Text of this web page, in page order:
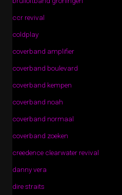
ccr revival
coldplay
coverband amplifier
coverband boulevard
coverband kempen
coverband noah
coverband normaal
coverband zoeken
creedence clearwater revival
danny vera
dire straits